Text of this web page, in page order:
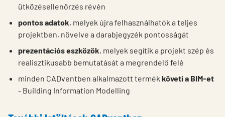
ütközésellenőrzés révén
pontos adatok, melyek újra felhasználhatók a teljes
projektben, növelve a darabjegyzék pontosságát
prezentációs eszközök, melyek segítik a projekt szép és
realisztikusabb bemutatását a megrendelő felé
minden CADventben alkalmazott termék követi a BIM-et
- Building Information Modelling